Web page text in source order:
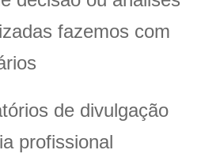
fazemos com
de divulgação
profissional